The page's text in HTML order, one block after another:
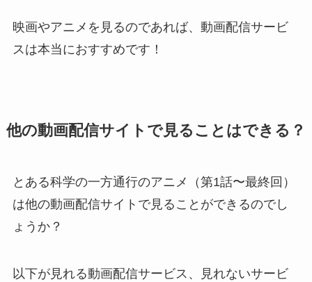
映画やアニメを見るのであれば、動画配信サービ
スは本当におすすめです！
他の動画配信サイトで見ることはできる？
とある科学の一方通行のアニメ（第1話〜最終回）
は他の動画配信サイトで見ることができるのでし
ょうか？
以下が見れる動画配信サービス、見れないサービ